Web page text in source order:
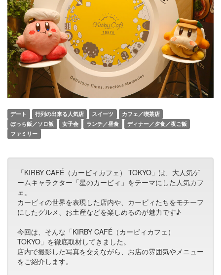
デート 行列の出来る人気店 スイーツ
カフェ／喫茶店
ぼっち飯／ソロ飯
女子会 ランチ／昼食
ディナー／夕食／夜ご飯
ファミリー
「KIRBY CAFÉ（カービィカフェ） TOKYO」は、大人気ゲ
ームキャラクター「星のカービィ」をテーマにした人気カフ
ェ。
カービィの世界を表現した店内や、カービィたちをモチーフ
にしたグルメ、お土産などを楽しめるのが魅力です♪
今回は、そんな「KIRBY CAFÉ（カービィカフェ）
TOKYO」を徹底取材してきました。
店内で撮影した写真を交えながら、お店の雰囲気やメニュー
をご紹介します。